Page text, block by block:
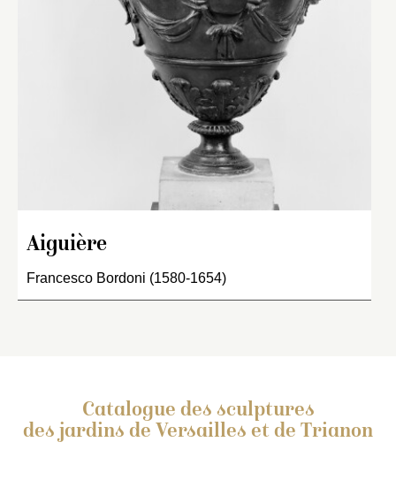
Aiguière
Francesco Bordoni (1580-1654)
Catalogue des sculptures
des jardins de Versailles et de Trianon